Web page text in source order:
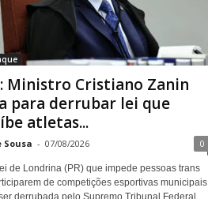
Ministro Cristiano Zanin
para derrubar lei que
atletas...
Sousa - 07/08/2026 0
de Londrina (PR) que impede pessoas trans
de competições esportivas municipais
derrubada pelo Supremo Tribunal Federal